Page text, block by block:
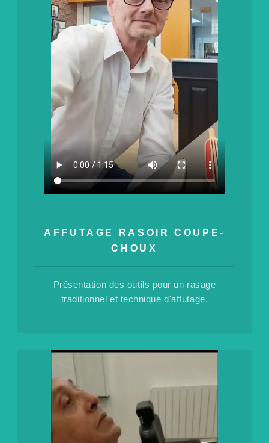
AFFUTAGE RASOIRCOUPE-
CHOUX
Présentation des outils pour un rasage
traditionnel et technique d'affutage.